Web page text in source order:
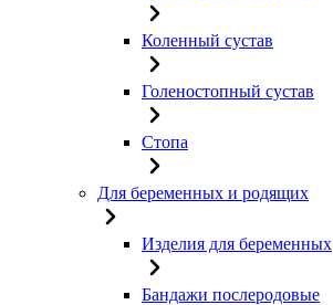
Коленный сустав
Голеностопный сустав
Стопа
Для беременных и родящих
Изделия для беременных
Бандажи послеродовые